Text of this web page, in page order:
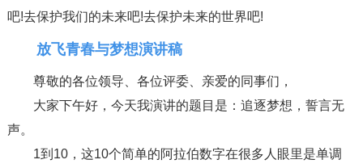
吧!去保护我们的未来吧!去保护未来的世界吧!
放飞青春与梦想演讲稿
尊敬的各位领导、各位评委、亲爱的同事们，
大家下午好，今天我演讲的题目是：追逐梦想，誓言无
声。
1到10，这10个简单的阿拉伯数字在很多人眼里是单调